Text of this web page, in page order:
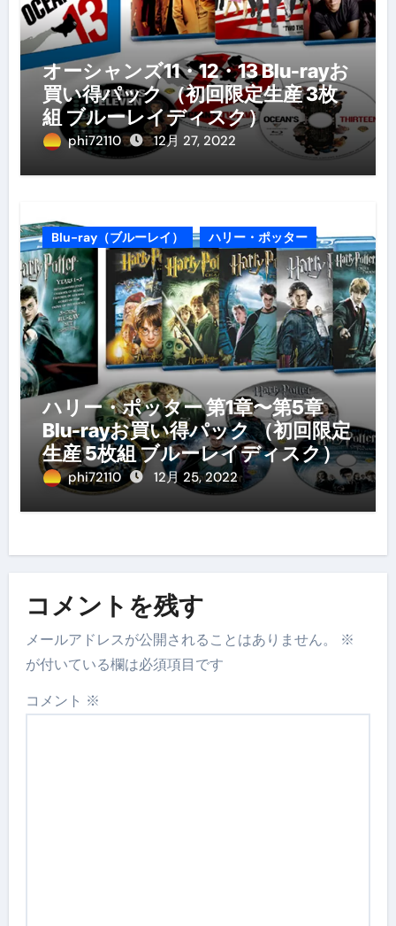
オーシャンズ11・12・13 Blu-rayお
買い得パック （初回限定生産 3枚
組 ブルーレイディスク）
phi72110 12月 27, 2022
Blu-ray（ブルーレイ） ハリー・ポッター
ハリー・ポッター 第1章〜第5章
Blu-rayお買い得パック （初回限定
生産 5枚組 ブルーレイディスク）
phi72110 12月 25, 2022
コメントを残す
メールアドレスが公開されることはありません。
※
が付いている欄は必須項目です
コメント ※